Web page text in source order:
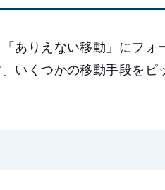
ありえない移動」にフ
いくつかの移動手段をピ